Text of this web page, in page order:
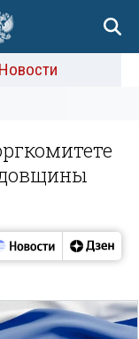
Новости